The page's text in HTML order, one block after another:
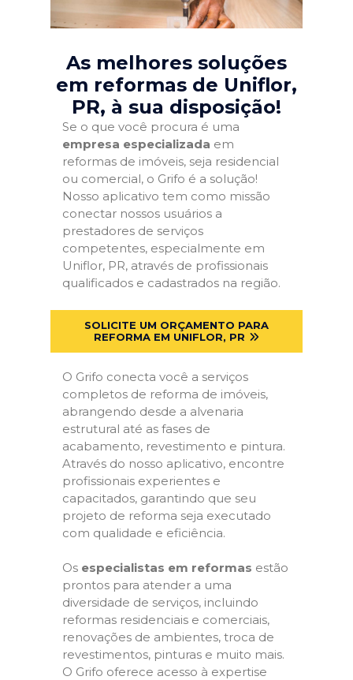
As melhores soluções
em reformas de Uniflor,
PR, à sua disposição!
Se o que você procura é uma
empresa especializada em
reformas de imóveis, seja residencial
ou comercial, o Grifo é a solução!
Nosso aplicativo tem como missão
conectar nossos usuários a
prestadores de serviços
competentes, especialmente em
Uniflor, PR, através de profissionais
qualificados e cadastrados na região.
SOLICITE UM ORÇAMENTO PARA
REFORMA EM UNIFLOR, PR
O Grifo conecta você a serviços
completos de reforma de imóveis,
abrangendo desde a alvenaria
estrutural até as fases de
acabamento, revestimento e pintura.
Através do nosso aplicativo, encontre
profissionais experientes e
capacitados, garantindo que seu
projeto de reforma seja executado
com qualidade e eficiência.
Os especialistas em reformas estão
prontos para atender a uma
diversidade de serviços, incluindo
reformas residenciais e comerciais,
renovações de ambientes, troca de
revestimentos, pinturas e muito mais.
O Grifo oferece acesso à expertise